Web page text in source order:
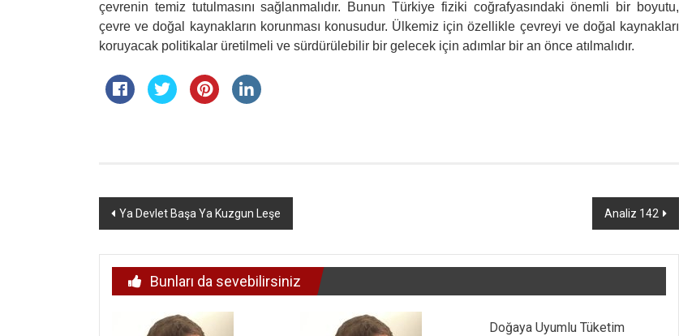
çevrenin temiz tutulmasını sağlanmalıdır. Bunun Türkiye fiziki coğrafyasındaki önemli bir boyutu,
çevre ve doğal kaynakların korunması konusudur. Ülkemiz için özellikle çevreyi ve doğal kaynakları
koruyacak politikalar üretilmeli ve sürdürülebilir bir gelecek için adımlar bir an önce atılmalıdır.
Yazı
Ya Devlet Başa Ya Kuzgun Leşe Analiz 142
Bunları da sevebilirsiniz
Doğaya Uyumlu Tüketim